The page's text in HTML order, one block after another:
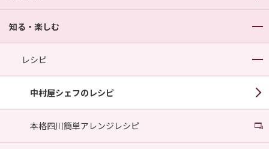
知る・楽しむ
レシピ
中村屋シェフのレシピ
本格四川簡単アレンジレシピ